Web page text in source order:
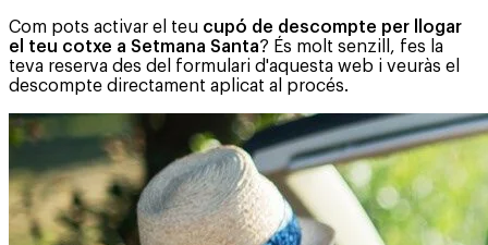
Com pots activar el teu cupó de descompte per llogar
el teu cotxe a Setmana Santa? És molt senzill, fes la
teva reserva des del formulari d'aquesta web i veuràs el
descompte directament aplicat al procés.